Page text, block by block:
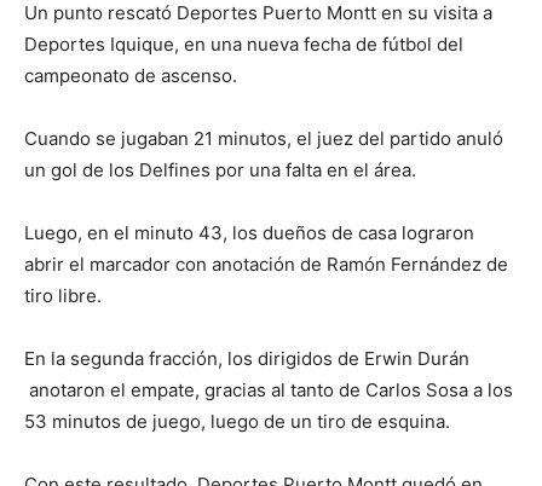
Un punto rescató Deportes Puerto Montt en su visita a
Deportes Iquique, en una nueva fecha de fútbol del
campeonato de ascenso.
Cuando se jugaban 21 minutos, el juez del partido anuló
un gol de los Delfines por una falta en el área.
Luego, en el minuto 43, los dueños de casa lograron
abrir el marcador con anotación de Ramón Fernández de
tiro libre.
En la segunda fracción, los dirigidos de Erwin Durán
anotaron el empate, gracias al tanto de Carlos Sosa a los
53 minutos de juego, luego de un tiro de esquina.